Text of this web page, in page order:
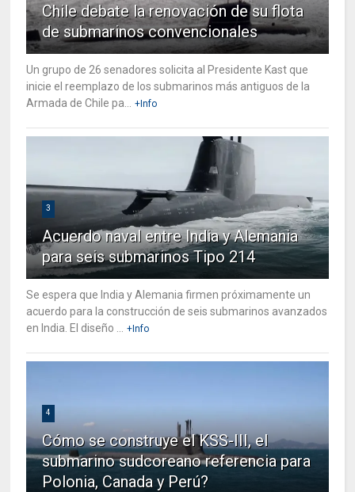
Chile debate la renovación de su flota
de submarinos convencionales
Un grupo de 26 senadores solicita al Presidente Kast que
inicie el reemplazo de los submarinos más antiguos de la
Armada de Chile pa...
+Info
3
Acuerdo naval entre India y Alemania
para seis submarinos Tipo 214
Se espera que India y Alemania firmen próximamente un
acuerdo para la construcción de seis submarinos avanzados
en India. El diseño ...
+Info
4
Cómo se construye el KSS-III, el
submarino sudcoreano referencia para
Polonia, Canada y Perú?